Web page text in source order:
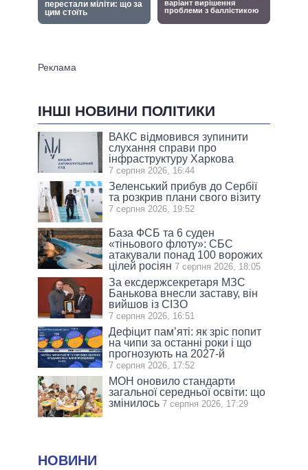
ІНШІ НОВИНИ ПОЛІТИКИ
ВАКС відмовився зупинити
слухання справи про
інфраструктуру Харкова
7 серпня 2026, 16:44
Зеленський прибув до Сербії
та розкрив плани свого візиту
7 серпня 2026, 19:52
База ФСБ та 6 суден
«тіньового флоту»: СБС
атакували понад 100 ворожих
цілей росіян 7 серпня 2026, 18:05
За ексдержсекретаря МЗС
Банькова внесли заставу, він
вийшов із СІЗО
7 серпня 2026, 16:51
Дефіцит пам’яті: як зріс попит
на чипи за останні роки і що
прогнозують на 2027-й
7 серпня 2026, 17:52
МОН оновило стандарти
загальної середньої освіти: що
змінилось 7 серпня 2026, 17:29
НОВИНИ